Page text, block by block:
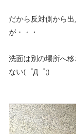
だから反対側から
が・・・
洗面は別の場所へ
ない(゜Д゜;)